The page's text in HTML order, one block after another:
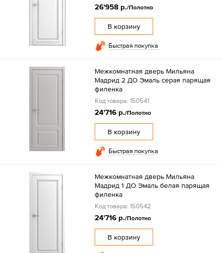
26'958 р./Полотно
В корзину
Быстрая покупка
Межкомнатная дверь Мильяна
Мадрид 2 ДО Эмаль серая парящая
филенка
Код товара: 150541
24'716 р./Полотно
В корзину
Быстрая покупка
Межкомнатная дверь Мильяна
Мадрид 1 ДО Эмаль белая парящая
филенка
Код товара: 150542
24'716 р./Полотно
В корзину